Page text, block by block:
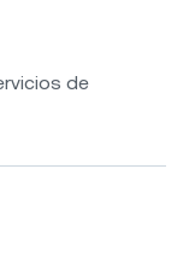
de